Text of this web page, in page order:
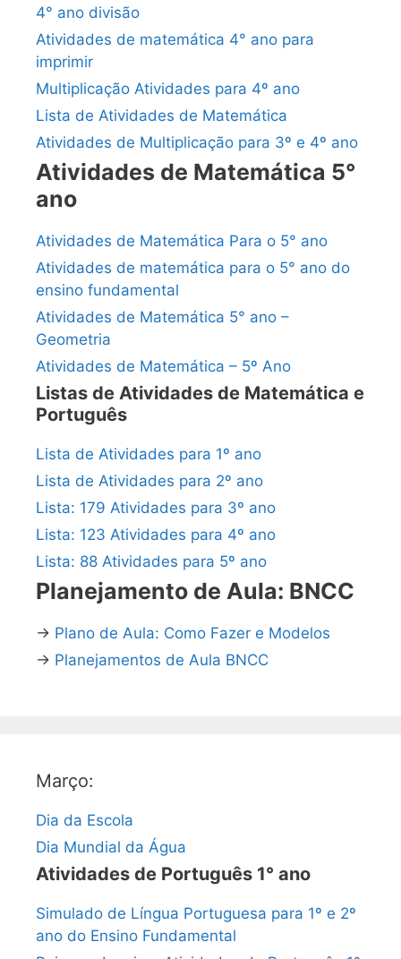
4° ano divisão
Atividades de matemática 4° ano para
imprimir
Multiplicação Atividades para 4º ano
Lista de Atividades de Matemática
Atividades de Multiplicação para 3º e 4º ano
Atividades de Matemática 5°
ano
Atividades de Matemática Para o 5° ano
Atividades de matemática para o 5° ano do
ensino fundamental
Atividades de Matemática 5° ano –
Geometria
Atividades de Matemática – 5º Ano
Listas de Atividades de Matemática e
Português
Lista de Atividades para 1º ano
Lista de Atividades para 2º ano
Lista: 179 Atividades para 3º ano
Lista: 123 Atividades para 4º ano
Lista: 88 Atividades para 5º ano
Planejamento de Aula: BNCC
→ Plano de Aula: Como Fazer e Modelos
→ Planejamentos de Aula BNCC
Março:
Dia da Escola
Dia Mundial da Água
Atividades de Português 1° ano
Simulado de Língua Portuguesa para 1º e 2º
ano do Ensino Fundamental